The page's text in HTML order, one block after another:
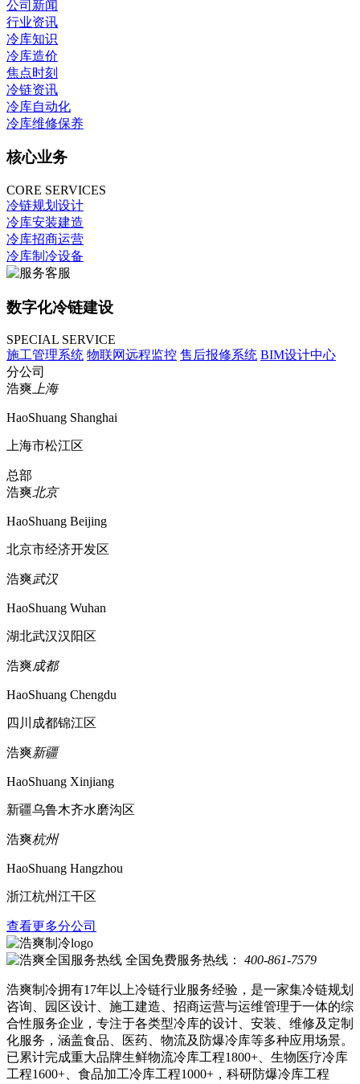
公司新闻
行业资讯
冷库知识
冷库造价
焦点时刻
冷链资讯
冷库自动化
冷库维修保养
核心业务
CORE SERVICES
冷链规划设计
冷库安装建造
冷库招商运营
冷库制冷设备
数字化冷链建设
SPECIAL SERVICE
施工管理系统 物联网远程监控 售后报修系统 BIM设计中心
分公司
浩爽上海
HaoShuang Shanghai
上海市松江区
总部
浩爽北京
HaoShuang Beijing
北京市经济开发区
浩爽武汉
HaoShuang Wuhan
湖北武汉汉阳区
浩爽成都
HaoShuang Chengdu
四川成都锦江区
浩爽新疆
HaoShuang Xinjiang
新疆乌鲁木齐水磨沟区
浩爽杭州
HaoShuang Hangzhou
浙江杭州江干区
查看更多分公司
全国免费服务热线： 400-861-7579
浩爽制冷拥有17年以上冷链行业服务经验，是一家集冷链规划
咨询、园区设计、施工建造、招商运营与运维管理于一体的综
合性服务企业，专注于各类型冷库的设计、安装、维修及定制
化服务，涵盖食品、医药、物流及防爆冷库等多种应用场景。
已累计完成重大品牌生鲜物流冷库工程1800+、生物医疗冷库
工程1600+、食品加工冷库工程1000+，科研防爆冷库工程